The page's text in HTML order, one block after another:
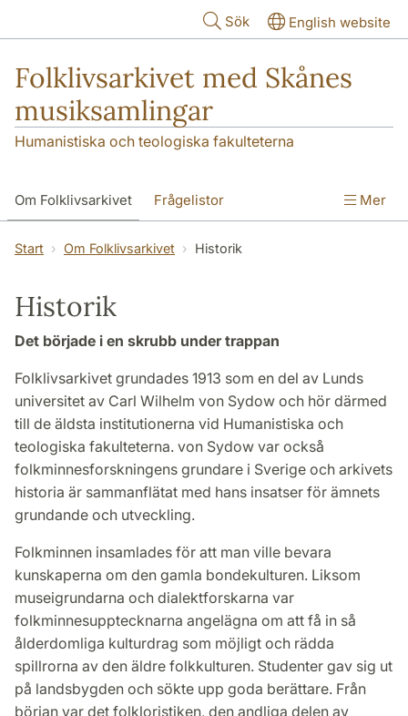
Sök English website
Folklivsarkivet med Skånes
musiksamlingar
Humanistiska och teologiska fakulteterna
Om Folklivsarkivet Frågelistor
Sök i samlingarna Skånes musiksamlingar
Mer
Start Om Folklivsarkivet Historik
Historik
Det började i en skrubb under trappan
Folklivsarkivet grundades 1913 som en del av Lunds
universitet av Carl Wilhelm von Sydow och hör därmed
till de äldsta institutionerna vid Humanistiska och
teologiska fakulteterna. von Sydow var också
folkminnesforskningens grundare i Sverige och arkivets
historia är sammanflätat med hans insatser för ämnets
grundande och utveckling.
Folkminnen insamlades för att man ville bevara
kunskaperna om den gamla bondekulturen. Liksom
museigrundarna och dialektforskarna var
folkminnesupptecknarna angelägna om att få in så
ålderdomliga kulturdrag som möjligt och rädda
spillrorna av den äldre folkkulturen. Studenter gav sig ut
på landsbygden och sökte upp goda berättare. Från
början var det folkloristiken, den andliga delen av